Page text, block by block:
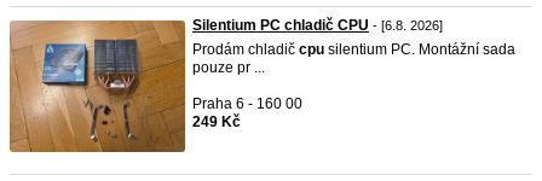
Silentium PC chladič CPU - [6.8. 2026]
Prodám chladič cpu silentium PC. Montážní sada
pouze pr ...
Praha 6 - 160 00
249 Kč